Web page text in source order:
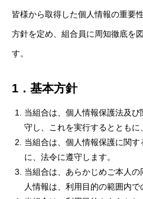
皆様から取得した個人情報の重要
方針を定め、組合員に周知徹底を
す。
1．基本方針
当組合は、個人情報保護法及
守し、これを実行するとともに
当組合は、個人情報保護に関
に、法令に遵守します。
当組合は、あらかじめご本人
人情報は、利用目的の範囲内で